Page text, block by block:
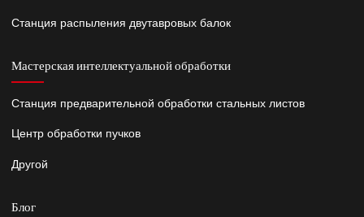
Станция распыления двутавровых балок
Мастерская интеллектуальной обработки
Станция предварительной обработки стальных листов
Центр обработки пучков
Другой
Блог